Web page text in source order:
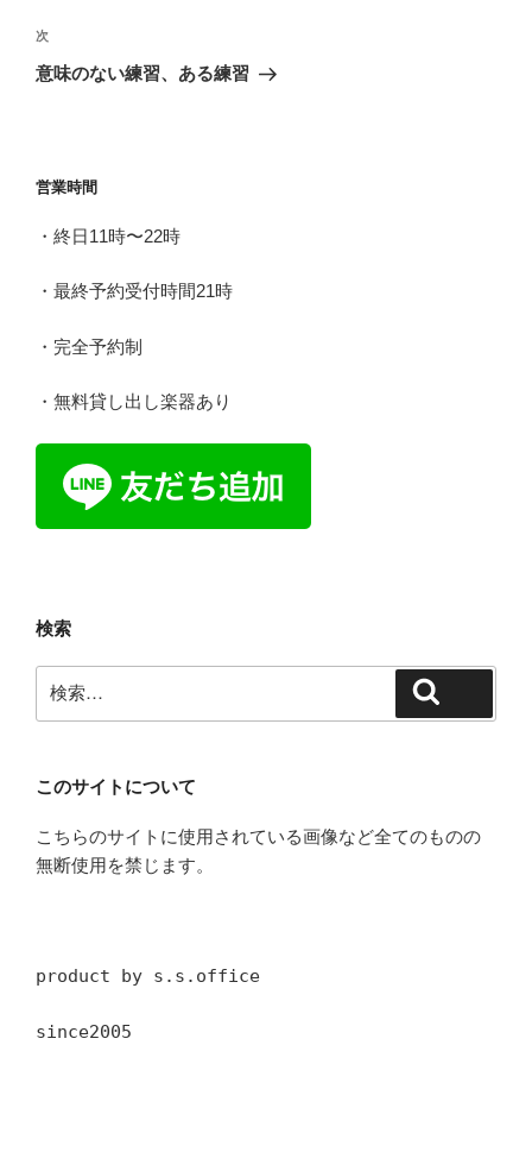
ゲ
ー
次
の
次
意味のない練習、ある練習
営業時間
・終日11時〜22時
・最終予約受付時間21時
・完全予約制
・無料貸し出し楽器あり
検索
索:
このサイトについて
こちらのサイトに使用されている画像など全てのものの
無断使用を禁じます。
product by s.s.office
since2005